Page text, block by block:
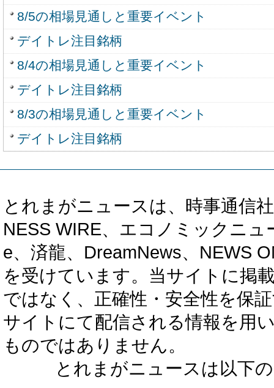
8/5の相場見通しと重要イベント
デイトレ注目銘柄
8/4の相場見通しと重要イベント
デイトレ注目銘柄
8/3の相場見通しと重要イベント
デイトレ注目銘柄
とれまがニュースは、時事通信
NESS WIRE、エコノミックニ
e、済龍、DreamNews、NEWS
を受けています。当サイトに掲
ではなく、正確性・安全性を保
サイトにて配信される情報を用
ものではありません。
とれまがニュースは以下